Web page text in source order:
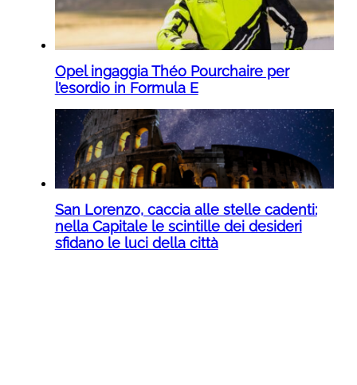
Opel ingaggia Théo Pourchaire per
l’esordio in Formula E
San Lorenzo, caccia alle stelle cadenti:
nella Capitale le scintille dei desideri
sfidano le luci della città